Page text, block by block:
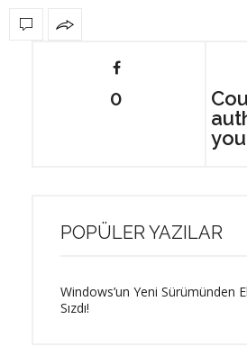
0
POPÜLER YAZILAR
Windows’un Yeni Sürümünden
Sızdı!